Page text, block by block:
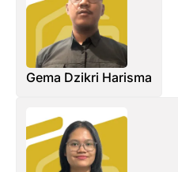
Gema Dzikri Harisma